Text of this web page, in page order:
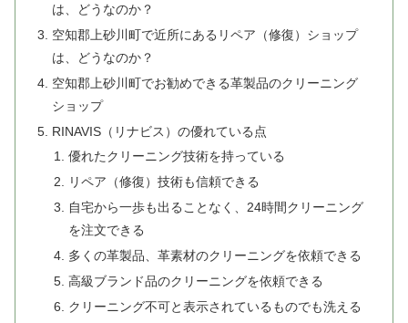
は、どうなのか？
空知郡上砂川町で近所にあるリペア（修復）ショップ
は、どうなのか？
空知郡上砂川町でお勧めできる革製品のクリーニング
ショップ
RINAVIS（リナビス）の優れている点
優れたクリーニング技術を持っている
リペア（修復）技術も信頼できる
自宅から一歩も出ることなく、24時間クリーニング
を注文できる
多くの革製品、革素材のクリーニングを依頼できる
高級ブランド品のクリーニングを依頼できる
クリーニング不可と表示されているものでも洗える